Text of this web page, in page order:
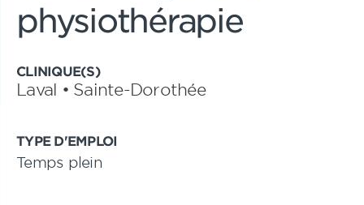
physiothérapie
CLINIQUE(S)
Laval • Sainte-Dorothée
TYPE D'EMPLOI
Temps plein